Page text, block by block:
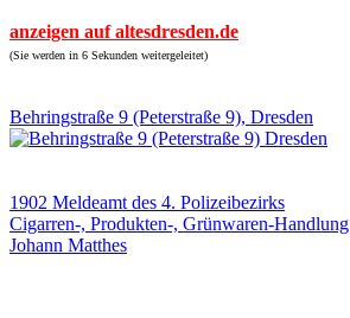
anzeigen auf altesdresden.de
(Sie werden in 6 Sekunden weitergeleitet)
Behringstraße 9 (Peterstraße 9), Dresden
1902 Meldeamt des 4. Polizeibezirks
Cigarren-, Produkten-, Grünwaren-Handlung
Johann Matthes